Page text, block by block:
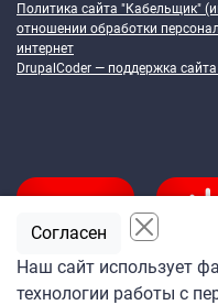
Политика сайта "Кабельщик"
отношении обработки
интернет
DrupalCoder — поддержка
Наш сайт использует
технологии работы с
Согласен